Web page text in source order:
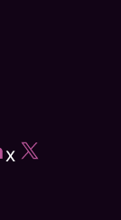
X